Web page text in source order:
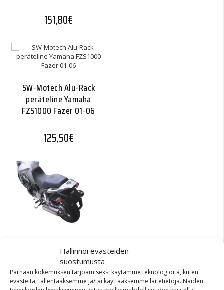
Hallinnoi evästeiden
suostumusta
Parhaan kokemuksen tarjoamiseksi käytämme teknologioita, kuten
evästeitä, tallentaaksemme ja/tai käyttääksemme laitetietoja. Näiden
151,80€
SW-Motech Alu-Rack
peräteline Yamaha
FZS1000 Fazer 01-06
125,50€
peräteline Yamaha BT1100
Bulldog